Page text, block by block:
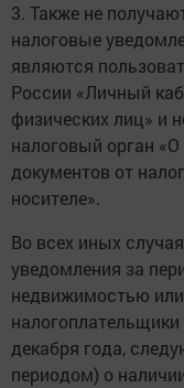
3. Также не
налоговые
являются
России «Личный
физических лиц» и
налоговый орган
документов от
носителе».
Во всех иных
уведомления за
недвижимостью
декабря года,
периодом) о